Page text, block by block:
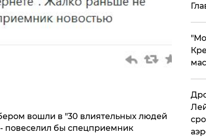
вошли в "30 влиятельных людей
повеселил бы спецприемник